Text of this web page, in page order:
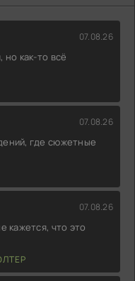
07.08.26
но как-то всё
07.08.26
где сюжетные
07.08.26
кажется, что это